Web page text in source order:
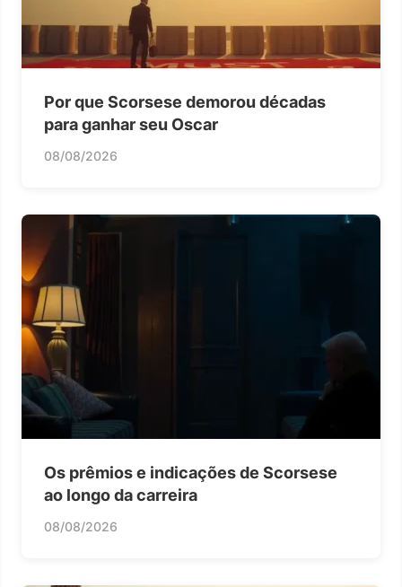
Por que Scorsese demorou décadas
para ganhar seu Oscar
08/08/2026
Os prêmios e indicações de Scorsese
ao longo da carreira
08/08/2026